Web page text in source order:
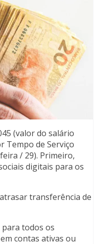
(valor do salário
Tempo de Serviço
/ 29). Primeiro,
digitais para os
transferência de
todos os
contas ativas ou